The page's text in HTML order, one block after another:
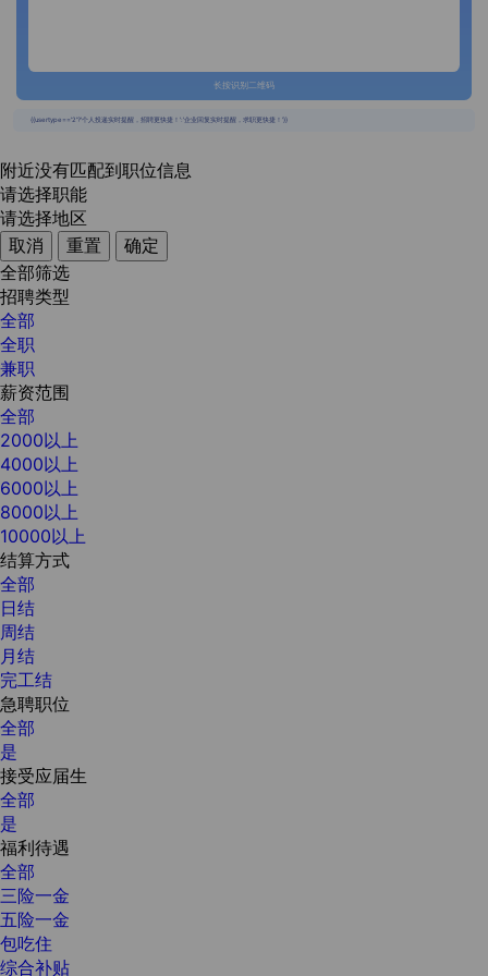
长按识别二维码
{{usertype=='2'?'个人投递实时提醒，招聘更快捷！':'企业回复实时提醒，求职更快捷！'}}
附近没有匹配到职位信息
请选择职能
请选择地区
取消
重置
确定
全部筛选
招聘类型
全部
全职
兼职
薪资范围
全部
2000以上
4000以上
6000以上
8000以上
10000以上
结算方式
全部
日结
周结
月结
完工结
急聘职位
全部
是
接受应届生
全部
是
福利待遇
全部
三险一金
五险一金
包吃住
综合补贴